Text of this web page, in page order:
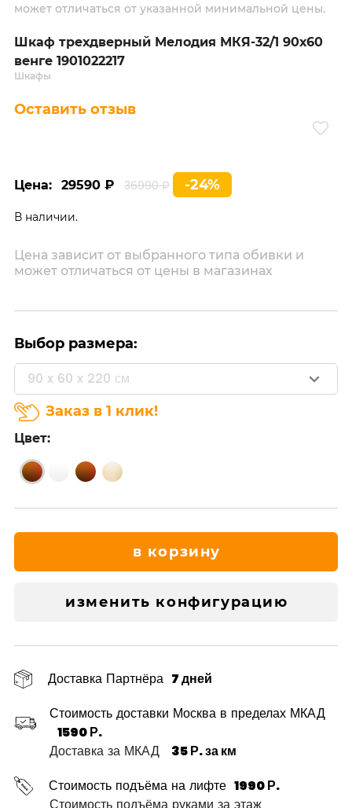
может отличаться от указанной минимальной цены.
Шкаф трехдверный Мелодия МКЯ-32/1 90х60
венге 1901022217
Шкафы
Оставить отзыв
Цена: 29590 ₽ 36990 ₽ -24%
В наличии.
Цена зависит от выбранного типа обивки и
может отличаться от цены в магазинах
Выбор размера:
90 x 60 x 220 см
Заказ в 1 клик!
Цвет:
в корзину
изменить конфигурацию
Доставка Партнёра 7 дней
Стоимость доставки Москва в пределах МКАД
1590 Р.
Доставка за МКАД
35 Р. за км
Стоимость подъёма на лифте 1990 Р.
Стоимость подъёма руками за этаж